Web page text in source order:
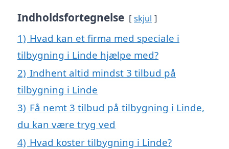
Indholdsfortegnelse skjul
1) Hvad kan et firma med speciale i
tilbygning i Linde hjælpe med?
2) Indhent altid mindst 3 tilbud på
tilbygning i Linde
3) Få nemt 3 tilbud på tilbygning i Linde,
du kan være tryg ved
4) Hvad koster tilbygning i Linde?